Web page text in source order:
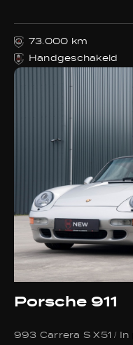
73.000 km
Handgeschakeld
Porsche 911
993 Carrera S X51 /